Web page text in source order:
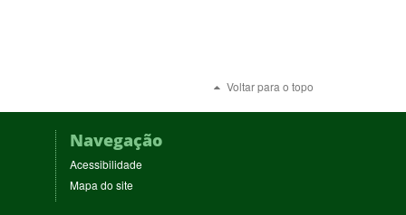
Voltar para o topo
Navegação
Acessibilidade
Mapa do site